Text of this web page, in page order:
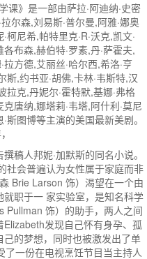
课》是一部由萨拉·阿迪纳·史密
尔森,刘易斯·普尔曼,阿雅·娜奥
柯尼希,帕特里克·R·沃克,凯文·
各布森,赫伯特·罗素,丹·萨霍夫,
拉方德,艾丽丝·哈尔西,希洛·亨
斯,约书亚·胡佛,卡林·韦斯特,汉
拉克,丹妮尔·霍特默,基娜·弗格
克唐纳,娜塔莉·韦塔,阿什利·莫尼
斯图博等主演的美国最新美剧。
人邦妮·加默斯的同名小说。
会普遍认为女性属于家庭而非
Brie Larson 饰）渴望在一个由
职于一 家实验室，是知名科学
Pullman 饰）的助手，两人之间
发现自己怀有身孕、孤
的梦想，同时也被激发出了单
一份在电视烹饪节目当主持人